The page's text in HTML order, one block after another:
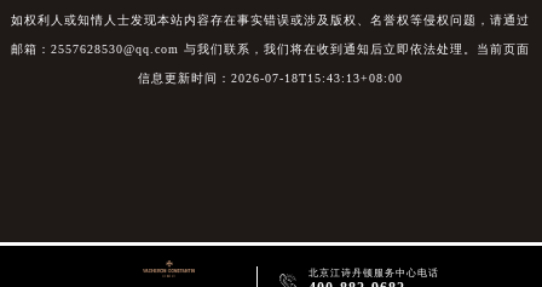
如权利人或知情人士发现本站内容存在事实错误或涉及版权、名誉权等侵权问题，请通过
邮箱：2557628530@qq.com 与我们联系，我们将在收到通知后立即依法处理。当前页面
信息更新时间：2026-07-18T15:43:13+08:00
 北京江诗丹顿服务中心电话